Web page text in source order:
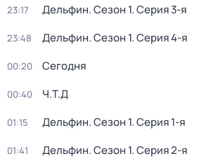
23:17 Дельфин. Сезон 1. Серия 3-я
23:48 Дельфин. Сезон 1. Серия 4-я
00:20 Сегодня
00:40 Ч.T.Д
01:15 Дельфин. Сезон 1. Серия 1-я
01:41 Дельфин. Сезон 1. Серия 2-я